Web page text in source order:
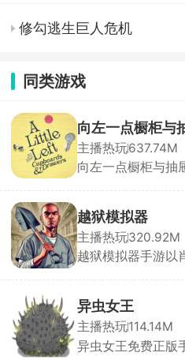
修勾逃生巨人危机
同类游戏
向左一点橱柜与
主播热玩637.74M
向左一点橱柜与抽
暗格储物柜为主要
拖拽、旋转、堆叠
具、工具、首饰等
出令人极度舒适的
越狱模拟器
主播热玩320.92M
越狱模拟器手游以
一场大逃亡。躲避
方设法的获取丰富
挖掘，制定缜密的
谜题和挑战，顺利
异虫女王
主播热玩114.14M
异虫女王免费正版